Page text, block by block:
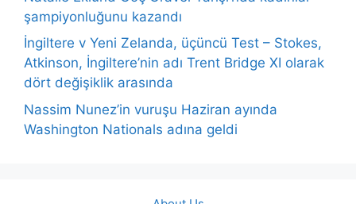
şampiyonluğunu kazandı
İngiltere v Yeni Zelanda, üçüncü Test – Stokes,
Atkinson, İngiltere’nin adı Trent Bridge XI olarak
dört değişiklik arasında
Nassim Nunez’in vuruşu Haziran ayında
Washington Nationals adına geldi